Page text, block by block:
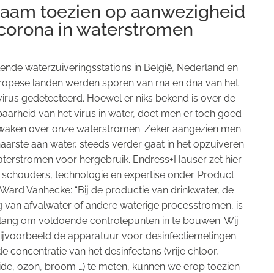
toezien op aanwezigheid
in waterstromen
waterzuiveringsstations in België, Nederland en
landen werden sporen van rna en dna van het
gedetecteerd. Hoewel er niks bekend is over de
van het virus in water, doet men er toch goed
over onze waterstromen. Zeker aangezien men
aan water, steeds verder gaat in het opzuiveren
voor hergebruik. Endress+Hauser zet hier
technologie en expertise onder. Product
Vanhecke: “Bij de productie van drinkwater, de
van afvalwater of andere waterige processtromen, is
om voldoende controlepunten in te bouwen. Wij
de apparatuur voor desinfectiemetingen.
concentratie van het desinfectans (vrije chloor,
ozon, broom …) te meten, kunnen we erop toezien